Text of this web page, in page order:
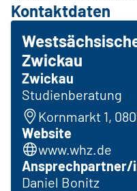
Kontaktdaten
Zwickau
Zwickau
Studienberatung
Kornmarkt 1,
Website
www.whz.de
Ansprechpartner/
Daniel Bonitz